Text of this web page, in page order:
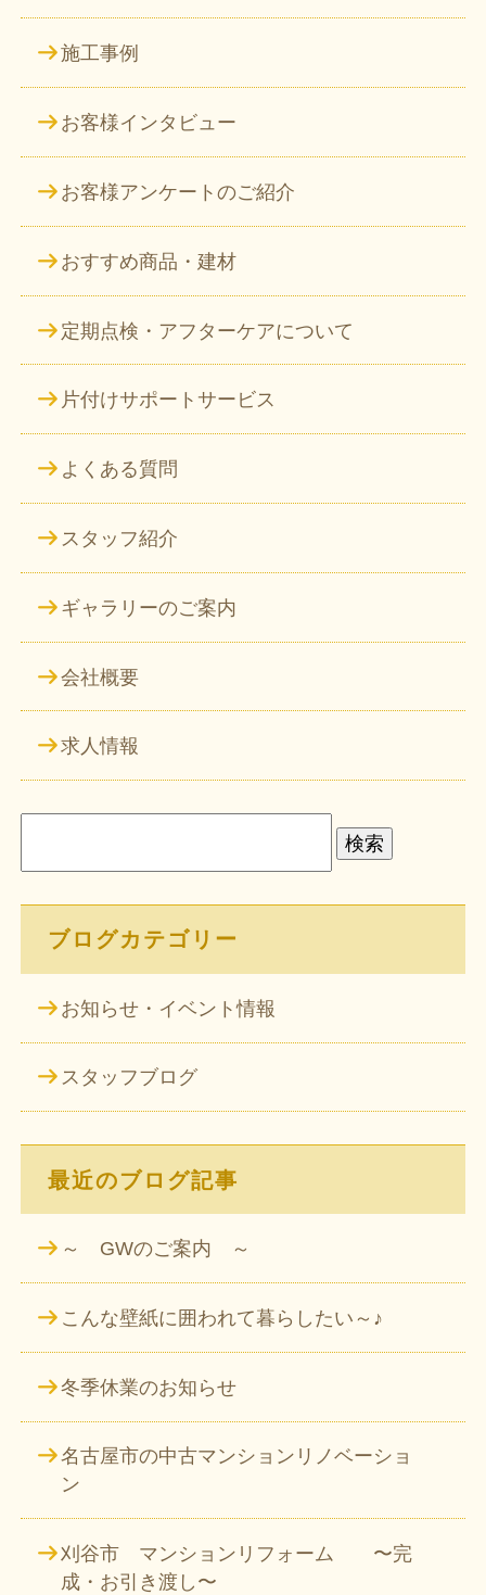
施工事例
お客様インタビュー
お客様アンケートのご紹介
おすすめ商品・建材
定期点検・アフターケアについて
片付けサポートサービス
よくある質問
スタッフ紹介
ギャラリーのご案内
会社概要
求人情報
ブログカテゴリー
お知らせ・イベント情報
スタッフブログ
最近のブログ記事
～ GWのご案内 ～
こんな壁紙に囲われて暮らしたい～♪
冬季休業のお知らせ
名古屋市の中古マンションリノベーショ
ン
刈谷市 マンションリフォーム 〜完
成・お引き渡し〜